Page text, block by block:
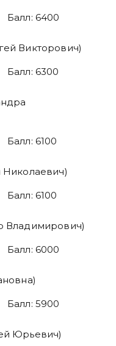
Балл: 6400
Викторович)
Балл: 6300
Балл: 6100
Николаевич)
Балл: 6100
Владимирович)
Балл: 6000
Балл: 5900
Юрьевич)